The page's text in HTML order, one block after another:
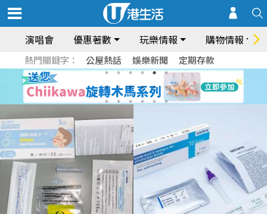
演唱會 優惠著數 玩樂情報 購物情報
熱門關鍵字： 公屋熱話 娛樂新聞 定期存款